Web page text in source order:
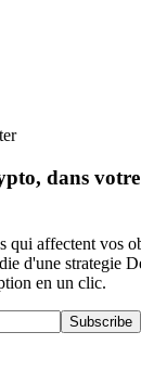
dans
qui affectent vos
d'une strategie
en un clic.
Subscribe